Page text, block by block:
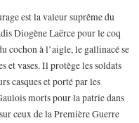
est la valeur suprême du
Diogène Laërce pour le coq
cochon à l’aigle, le gallinacé se
et vases. Il protège les soldats
casques et porté par les
morts pour la patrie dans
ceux de la Première Guerre